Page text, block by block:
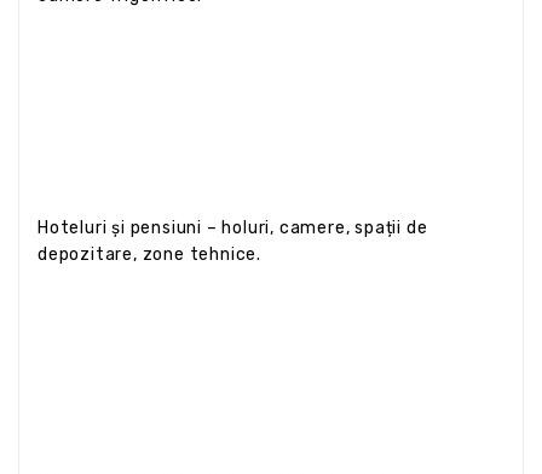
Hoteluri și pensiuni – holuri, camere, spații de
depozitare, zone tehnice.